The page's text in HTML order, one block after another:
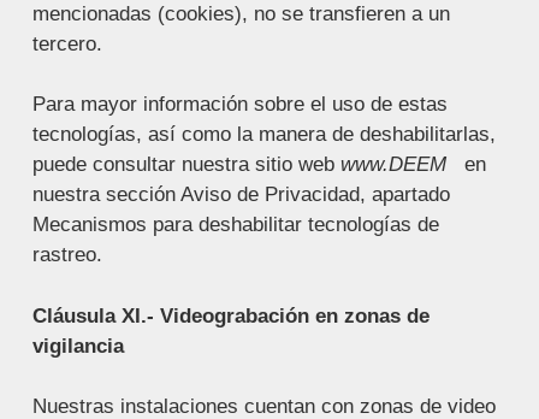
mencionadas (cookies), no se transfieren a un
tercero.
Para mayor información sobre el uso de estas
tecnologías, así como la manera de deshabilitarlas,
puede consultar nuestra sitio web www.DEEM en
nuestra sección Aviso de Privacidad, apartado
Mecanismos para deshabilitar tecnologías de
rastreo.
Cláusula XI.- Videograbación en zonas de
vigilancia
Nuestras instalaciones cuentan con zonas de video